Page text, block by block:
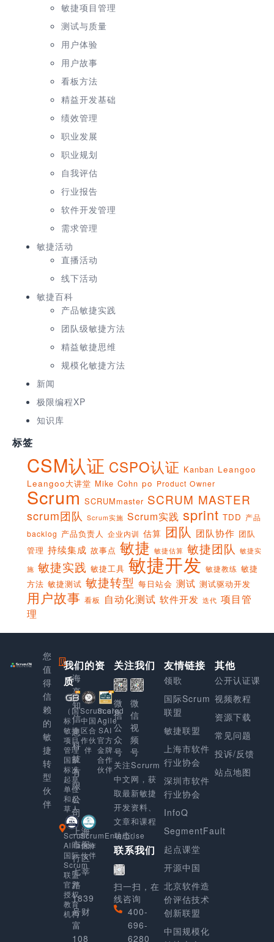
敏捷项目管理
测试与质量
用户体验
用户故事
看板方法
精益开发基础
绩效管理
职业发展
职业规划
自我评估
行业报告
软件开发管理
需求管理
敏捷活动
直播活动
线下活动
敏捷百科
产品敏捷实践
团队级敏捷方法
精益敏捷思维
规模化敏捷方法
新闻
极限编程XP
知识库
标签
CSM认证 CSPO认证 Kanban Leangoo
Leangoo大讲堂 Mike Cohn po Product Owner
Scrum SCRUMmaster SCRUM MASTER
scrum团队 Scrum实施 Scrum实践 sprint TDD 产品
backlog 产品负责人 企业内训 估算 团队 团队协作 团队
管理 持续集成 故事点 敏捷 敏捷估算 敏捷团队 敏捷实
施 敏捷实践 敏捷工具 敏捷开发 敏捷教练 敏捷
方法 敏捷测试 敏捷转型 每日站会 测试 测试驱动开发
用户故事 看板 自动化测试 软件开发 迭代 项目管
理
您
值
得
信
赖
的
敏
捷
转
型
伙
伴
上
海
享
知
信
息
科
技
有
限
公
司
上海
市闵
行区
七莘
路
1839
号财
富
108
我们的资
质
（国
标）
敏捷
项目
管理
国家
标准
起草
单位
和起
草人
Scrum.org
中国
区合
作伙
伴
Scaled
Agile
SAI
官方
金牌
合作
伙伴
Scrum
Alliance
国际
Scrum
联盟
官方
授权
教育
机构
ScrumEnterprise
合作
伙伴
关注我们
微
信
公
众
号
微
信
视
频
号
关注Scrurm
中文网，获
取最新敏捷
开发资料、
文章和课程
动态。
联系我们
扫一扫，在
线咨询
400-
696-
6280
友情链接
领歌
国际Scrum
联盟
敏捷联盟
上海市软件
行业协会
深圳市软件
行业协会
InfoQ
SegmentFault
起点课堂
开源中国
北京软件造
价评估技术
创新联盟
中国规模化
其他
公开认证课
视频教程
资源下载
常见问题
投诉/反馈
站点地图